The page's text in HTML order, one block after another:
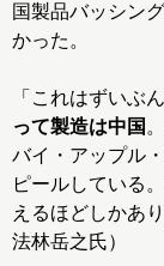
国製品バッシン
かった。
「これはずいぶ
って製造は中国
バイ・アップル
ピールしている
えるほどしかあ
法林岳之氏）